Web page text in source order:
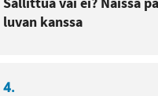
luvan kanssa
4.